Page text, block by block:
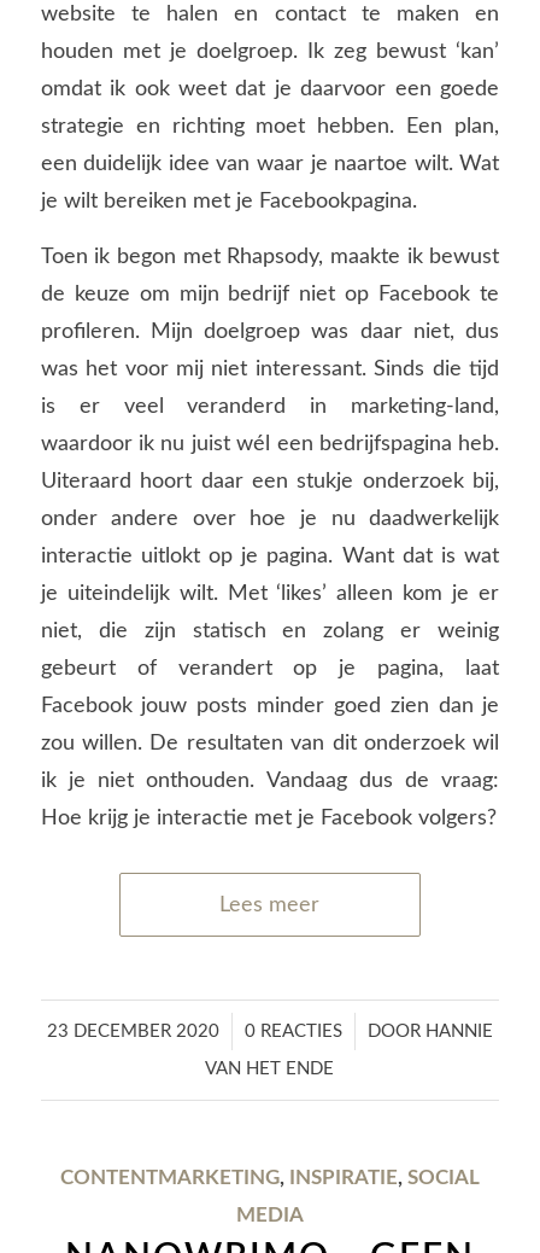
website te halen en contact te maken en
houden met je doelgroep. Ik zeg bewust ‘kan’
omdat ik ook weet dat je daarvoor een goede
strategie en richting moet hebben. Een plan,
een duidelijk idee van waar je naartoe wilt. Wat
je wilt bereiken met je Facebookpagina.
Toen ik begon met Rhapsody, maakte ik bewust
de keuze om mijn bedrijf niet op Facebook te
profileren. Mijn doelgroep was daar niet, dus
was het voor mij niet interessant. Sinds die tijd
is er veel veranderd in marketing-land,
waardoor ik nu juist wél een bedrijfspagina heb.
Uiteraard hoort daar een stukje onderzoek bij,
onder andere over hoe je nu daadwerkelijk
interactie uitlokt op je pagina. Want dat is wat
je uiteindelijk wilt. Met ‘likes’ alleen kom je er
niet, die zijn statisch en zolang er weinig
gebeurt of verandert op je pagina, laat
Facebook jouw posts minder goed zien dan je
zou willen. De resultaten van dit onderzoek wil
ik je niet onthouden. Vandaag dus de vraag:
Hoe krijg je interactie met je Facebook volgers?
Lees meer
23 DECEMBER 2020
/ 0 REACTIES
/ DOOR HANNIE
VAN HET ENDE
CONTENTMARKETING, INSPIRATIE, SOCIAL
MEDIA